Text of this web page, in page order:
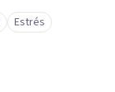
Estrés